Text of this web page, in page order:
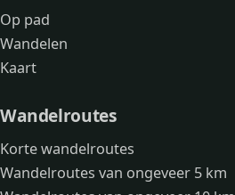
Op pad
Wandelen
Kaart
Wandelroutes
Korte wandelroutes
Wandelroutes van ongeveer 5 km